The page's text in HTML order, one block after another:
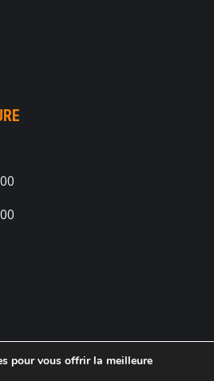
pour vous offrir la meilleure